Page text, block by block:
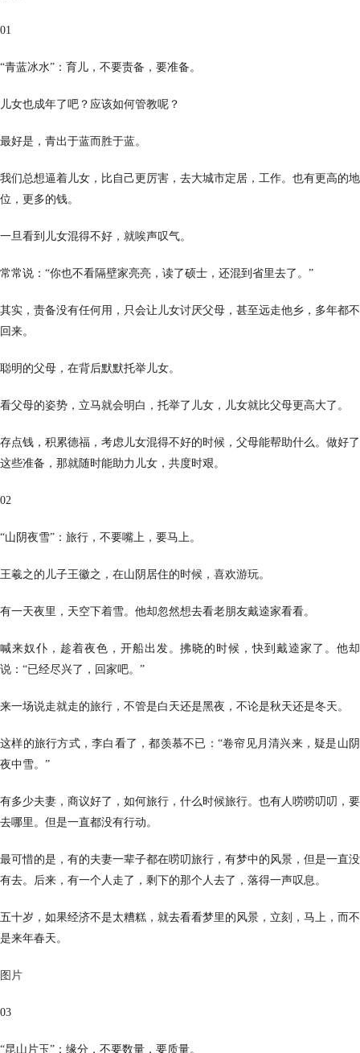
01
“青蓝冰水”：育儿，不要责备，要准备。
儿女也成年了吧？应该如何管教呢？
最好是，青出于蓝而胜于蓝。
我们总想逼着儿女，比自己更厉害，去大城市定居，工作。也有更高的地
位，更多的钱。
一旦看到儿女混得不好，就唉声叹气。
常常说：“你也不看隔壁家亮亮，读了硕士，还混到省里去了。”
其实，责备没有任何用，只会让儿女讨厌父母，甚至远走他乡，多年都不
回来。
聪明的父母，在背后默默托举儿女。
看父母的姿势，立马就会明白，托举了儿女，儿女就比父母更高大了。
存点钱，积累德福，考虑儿女混得不好的时候，父母能帮助什么。做好了
这些准备，那就随时能助力儿女，共度时艰。
02
“山阴夜雪”：旅行，不要嘴上，要马上。
王羲之的儿子王徽之，在山阴居住的时候，喜欢游玩。
有一天夜里，天空下着雪。他却忽然想去看老朋友戴逵家看看。
喊来奴仆，趁着夜色，开船出发。拂晓的时候，快到戴逵家了。他却
说：“已经尽兴了，回家吧。”
来一场说走就走的旅行，不管是白天还是黑夜，不论是秋天还是冬天。
这样的旅行方式，李白看了，都羡慕不已：“卷帘见月清兴来，疑是山阴
夜中雪。”
有多少夫妻，商议好了，如何旅行，什么时候旅行。也有人唠唠叨叨，要
去哪里。但是一直都没有行动。
最可惜的是，有的夫妻一辈子都在唠叨旅行，有梦中的风景，但是一直没
有去。后来，有一个人走了，剩下的那个人去了，落得一声叹息。
五十岁，如果经济不是太糟糕，就去看看梦里的风景，立刻，马上，而不
是来年春天。
图片
03
“昆山片玉”：缘分，不要数量，要质量。